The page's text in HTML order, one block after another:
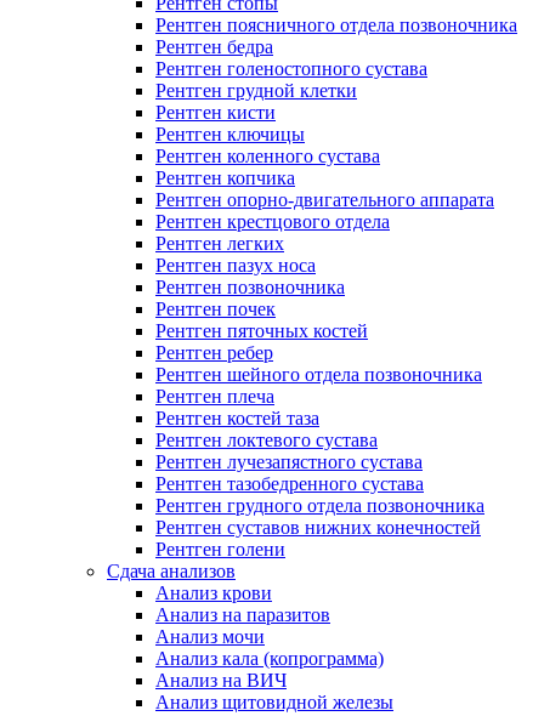
Рентген поясничного отдела позвоночника
Рентген бедра
Рентген голеностопного сустава
Рентген грудной клетки
Рентген кисти
Рентген ключицы
Рентген коленного сустава
Рентген копчика
Рентген опорно-двигательного аппарата
Рентген крестцового отдела
Рентген легких
Рентген пазух носа
Рентген позвоночника
Рентген почек
Рентген пяточных костей
Рентген ребер
Рентген шейного отдела позвоночника
Рентген плеча
Рентген костей таза
Рентген локтевого сустава
Рентген лучезапястного сустава
Рентген тазобедренного сустава
Рентген грудного отдела позвоночника
Рентген суставов нижних конечностей
Рентген голени
Сдача анализов
Анализ крови
Анализ на паразитов
Анализ мочи
Анализ кала (копрограмма)
Анализ на ВИЧ
Анализ щитовидной железы